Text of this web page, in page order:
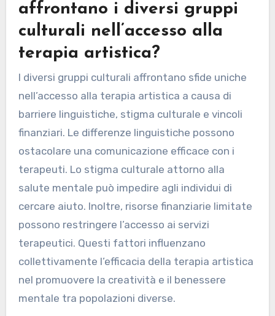
affrontano i diversi gruppi
culturali nell’accesso alla
terapia artistica?
I diversi gruppi culturali affrontano sfide uniche
nell’accesso alla terapia artistica a causa di
barriere linguistiche, stigma culturale e vincoli
finanziari. Le differenze linguistiche possono
ostacolare una comunicazione efficace con i
terapeuti. Lo stigma culturale attorno alla
salute mentale può impedire agli individui di
cercare aiuto. Inoltre, risorse finanziarie limitate
possono restringere l’accesso ai servizi
terapeutici. Questi fattori influenzano
collettivamente l’efficacia della terapia artistica
nel promuovere la creatività e il benessere
mentale tra popolazioni diverse.